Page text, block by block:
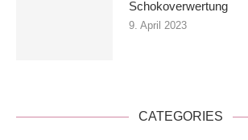
Schokoverwertung
9. April 2023
CATEGORIES